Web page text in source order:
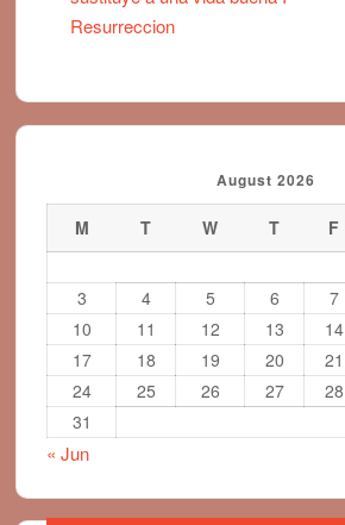
Resurreccion
August 2026
M T W T F
3
4 5 6 7
10
11 12 13 14
17
18 19 20 21
24
25 26 27 28
31
« Jun